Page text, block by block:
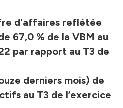
d'affaires reflétée
67,0 % de la VBM au
par rapport au T3 de
derniers mois) de
au T3 de l’exercice